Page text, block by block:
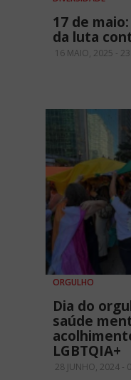
17 de
da luta
16 MAIO, 2025 -
ORGULHO
Dia do
saúde
LGBTQIA+
28 JUNHO, 2024 -